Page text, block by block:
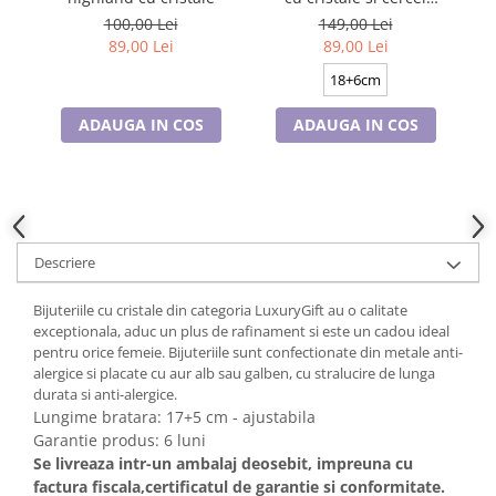
Cadouri pentru Doctori
Cadouri pentru Sfânta Maria
100,00 Lei
89,00 Lei
ADAUGA IN COS
asortati, placate cu aur
18K, colectie speciala
ValentineS Day VD02
149,00 Lei
89,00 Lei
18+6cm
ADAUGA IN COS
Descriere
Bijuteriile cu cristale din categoria LuxuryGift au o calitate
exceptionala, aduc un plus de rafinament si este un cadou ideal
pentru orice femeie. Bijuteriile sunt confectionate din metale anti-
alergice si placate cu aur alb sau galben, cu stralucire de lunga
durata si anti-alergice.
Lungime bratara: 17+5 cm - ajustabila
Garantie produs: 6 luni
Se livreaza intr-un ambalaj deosebit, impreuna cu
factura fiscala,certificatul de garantie si conformitate.